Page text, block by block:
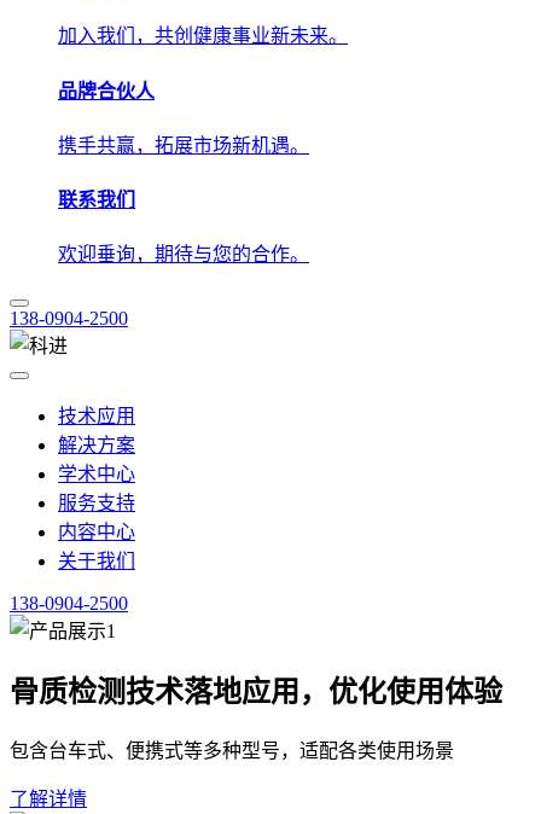
加入我们，共创健康事业新未来。
品牌合伙人
携手共赢，拓展市场新机遇。
联系我们
欢迎垂询，期待与您的合作。
138-0904-2500
技术应用
解决方案
学术中心
服务支持
内容中心
关于我们
138-0904-2500
骨质检测技术落地应用，优化使用体验
包含台车式、便携式等多种型号，适配各类使用场景
了解详情